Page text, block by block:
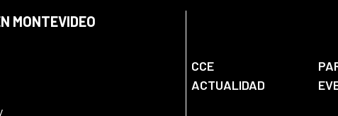
MONTEVIDEO
CCE
ACTUALIDAD